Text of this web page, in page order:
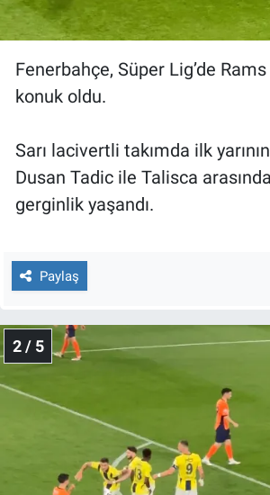
Fenerbahçe, Süper Lig’de
konuk oldu.
Sarı lacivertli takımda ilk
Dusan Tadic ile Talisca
gerginlik yaşandı.
Paylaş
2 / 5
Koronavirüs
Kültür Sanat
Nedir
Popüler
Spor
Türkiye'nin Geleceği
Türkiye'nin Gündemi